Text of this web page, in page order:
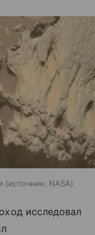
источник: NASA
исследовал